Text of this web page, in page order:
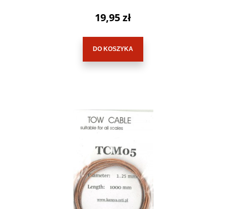
19,95 zł
DO KOSZYKA